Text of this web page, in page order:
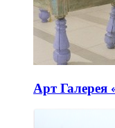
Арт Галерея